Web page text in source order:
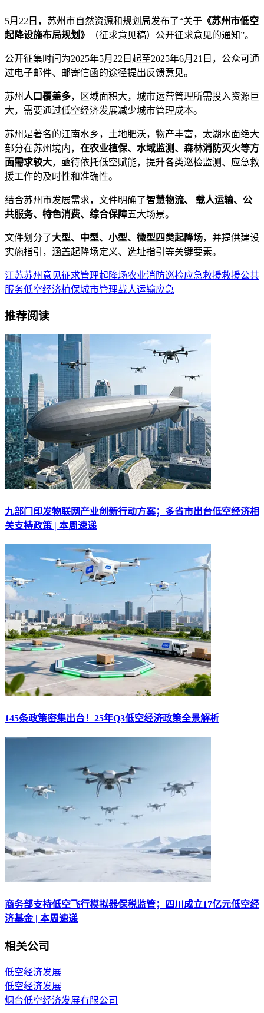
5月22日，苏州市自然资源和规划局发布了“关于 《苏州市低空
起降设施布局规划》
（征求意见稿）公开征求意见的通知”。
公开征集时间为2025年5月22日起至2025年6月21日，公众可通
过电子邮件、邮寄信函的途径提出反馈意见。
苏州 人口覆盖多，区域面积大，城市运营管理所需投入资源巨
大，需要通过低空经济发展减少城市管理成本。
苏州是著名的江南水乡，土地肥沃，物产丰富，太湖水面绝大
部分在苏州境内， 在农业植保、水域监测、森林消防灭火等方
面需求较大，亟待依托低空赋能，提升各类巡检监测、应急救
援工作的及时性和准确性。
结合苏州市发展需求，文件明确了智慧物流、 载人运输、公
共服务、特色消费、综合保障五大场景。
文件划分了大型、中型、小型、微型四类起降场，并提供建设
实施指引，涵盖起降场定义、选址指引等关键要素。
江苏苏州 意见征求管理起降场农业消防巡检应急救援救援公共
服务低空经济植保城市管理载人运输应急
推荐阅读
九部门印发物联网产业创新行动方案；多省市出台低空经济相
关支持政策 | 本周速递
145条政策密集出台！25年Q3低空经济政策全景解析
商务部支持低空飞行模拟器保税监管；四川成立17亿元低空经
济基金 | 本周速递
相关公司
低空经济发展
低空经济发展
烟台低空经济发展有限公司